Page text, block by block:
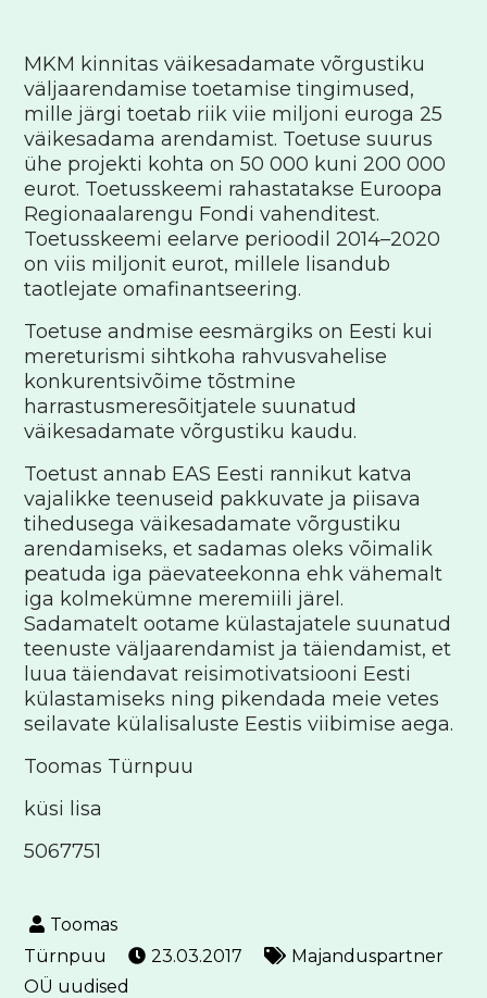
MKM kinnitas väikesadamate võrgustiku
väljaarendamise toetamise tingimused,
mille järgi toetab riik viie miljoni euroga 25
väikesadama arendamist. Toetuse suurus
ühe projekti kohta on 50 000 kuni 200 000
eurot. Toetusskeemi rahastatakse Euroopa
Regionaalarengu Fondi vahenditest.
Toetusskeemi eelarve perioodil 2014–2020
on viis miljonit eurot, millele lisandub
taotlejate omafinantseering.
Toetuse andmise eesmärgiks on Eesti kui
mereturismi sihtkoha rahvusvahelise
konkurentsivõime tõstmine
harrastusmeresõitjatele suunatud
väikesadamate võrgustiku kaudu.
Toetust annab EAS Eesti rannikut katva
vajalikke teenuseid pakkuvate ja piisava
tihedusega väikesadamate võrgustiku
arendamiseks, et sadamas oleks võimalik
peatuda iga päevateekonna ehk vähemalt
iga kolmekümne meremiili järel.
Sadamatelt ootame külastajatele suunatud
teenuste väljaarendamist ja täiendamist, et
luua täiendavat reisimotivatsiooni Eesti
külastamiseks ning pikendada meie vetes
seilavate külalisaluste Eestis viibimise aega.
Toomas Türnpuu
küsi lisa
5067751
23.03.2017
Majanduspartner
OÜ uudised